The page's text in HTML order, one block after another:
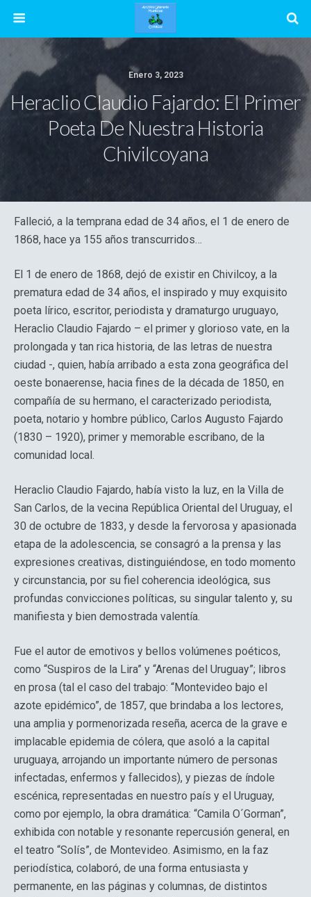
Enero 3, 2023
Heraclio Claudio Fajardo: El Primer
Poeta De Nuestra Historia
Chivilcoyana
Falleció, a la temprana edad de 34 años, el 1 de enero de
1868, hace ya 155 años transcurridos…
El 1 de enero de 1868, dejó de existir en Chivilcoy, a la
prematura edad de 34 años, el inspirado y muy exquisito
poeta lírico, escritor, periodista y dramaturgo uruguayo,
Heraclio Claudio Fajardo – el primer y glorioso vate, en la
prolongada y tan rica historia, de las letras de nuestra
ciudad -, quien, había arribado a esta zona geográfica del
oeste bonaerense, hacia fines de la década de 1850, en
compañía de su hermano, el caracterizado periodista,
poeta, notario y hombre público, Carlos Augusto Fajardo
(1830 – 1920), primer y memorable escribano, de la
comunidad local.
Heraclio Claudio Fajardo, había visto la luz, en la Villa de
San Carlos, de la vecina República Oriental del Uruguay, el
30 de octubre de 1833, y desde la fervorosa y apasionada
etapa de la adolescencia, se consagró a la prensa y las
expresiones creativas, distinguiéndose, en todo momento
y circunstancia, por su fiel coherencia ideológica, sus
profundas convicciones políticas, su singular talento y, su
manifiesta y bien demostrada valentía.
Fue el autor de emotivos y bellos volúmenes poéticos,
como “Suspiros de la Lira” y “Arenas del Uruguay”; libros
en prosa (tal el caso del trabajo: “Montevideo bajo el
azote epidémico”, de 1857, que brindaba a los lectores,
una amplia y pormenorizada reseña, acerca de la grave e
implacable epidemia de cólera, que asoló a la capital
uruguaya, arrojando un importante número de personas
infectadas, enfermos y fallecidos), y piezas de índole
escénica, representadas en nuestro país y el Uruguay,
como por ejemplo, la obra dramática: “Camila O´Gorman”,
exhibida con notable y resonante repercusión general, en
el teatro “Solís”, de Montevideo. Asimismo, en la faz
periodística, colaboró, de una forma entusiasta y
permanente, en las páginas y columnas, de distintos